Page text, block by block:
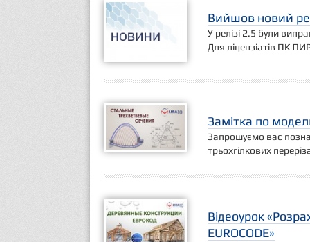
Вийшов новий
У релізі 2.5 були
Для ліцензіатів ПК
Замітка по
Запрошуємо вас
трьохгілкових
Відеоурок
EUROCODE»